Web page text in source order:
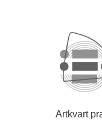
Artkvart